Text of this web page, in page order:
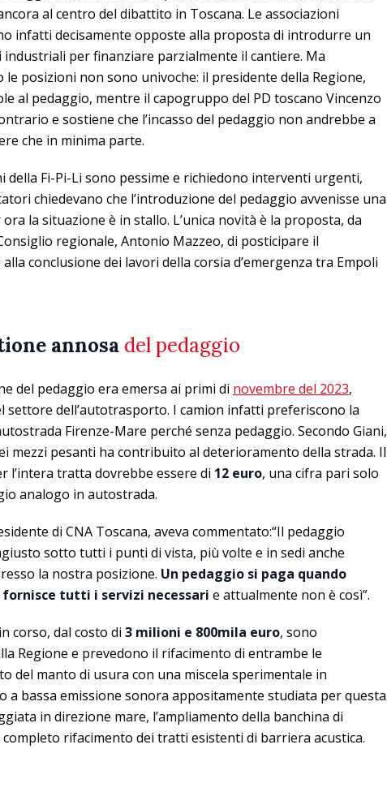
al centro del dibattito in Toscana. Le associazioni
infatti decisamente opposte alla proposta di introdurre un
industriali per finanziare parzialmente il cantiere. Ma
le posizioni non sono univoche: il presidente della Regione,
al pedaggio, mentre il capogruppo del PD toscano Vincenzo
e sostiene che l’incasso del pedaggio non andrebbe a
che in minima parte.
della Fi-Pi-Li sono pessime e richiedono interventi urgenti,
chiedevano che l’introduzione del pedaggio avvenisse una
la situazione è in stallo. L’unica novità è la proposta, da
regionale, Antonio Mazzeo, di posticipare il
conclusione dei lavori della corsia d’emergenza tra Empoli
annosa del pedaggio
del pedaggio era emersa ai primi di novembre del 2023,
settore dell’autotrasporto. I camion infatti preferiscono la
Firenze-Mare perché senza pedaggio. Secondo Giani,
mezzi pesanti ha contribuito al deterioramento della strada. Il
l’intera tratta dovrebbe essere di 12 euro, una cifra pari solo
analogo in autostrada.
di CNA Toscana, aveva commentato:“Il pedaggio
sotto tutti i punti di vista, più volte e in sedi anche
la nostra posizione. Un pedaggio si paga quando
fornisce tutti i servizi necessari e attualmente non è così”.
corso, dal costo di 3 milioni e 800mila euro, sono
Regione e prevedono il rifacimento di entrambe le
del manto di usura con una miscela sperimentale in
a bassa emissione sonora appositamente studiata per questa
in direzione mare, l’ampliamento della banchina di
rifacimento dei tratti esistenti di barriera acustica.